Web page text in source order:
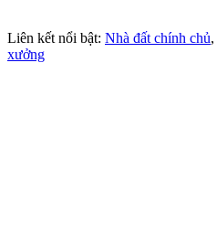
Liên kết nổi bật: Nhà đất chính chủ,
xưởng